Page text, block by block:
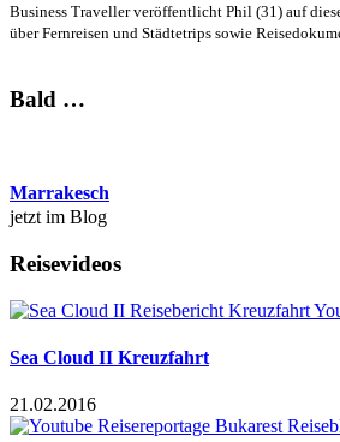
Business Traveller veröffentlicht Phil (31) auf
über Fernreisen und Städtetrips sowie
Bald …
Marrakesch
jetzt im Blog
Reisevideos
Sea Cloud II Kreuzfahrt
21.02.2016